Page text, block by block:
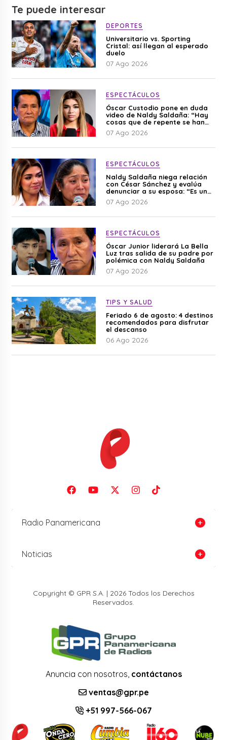
Te puede interesar
DEPORTES
Universitario vs. Sporting
Cristal: así llegan al esperado
duelo
07 Ago 2026
ESPECTÁCULOS
Óscar Custodio pone en duda
video de Naldy Saldaña: “Hay
cosas que de repente se han
editado”
07 Ago 2026
ESPECTÁCULOS
Naldy Saldaña niega relación
con César Sánchez y evalúa
denunciar a su esposa: “Es una
difamación”
07 Ago 2026
ESPECTÁCULOS
Óscar Junior liderará La Bella
Luz tras salida de su padre por
polémica con Naldy Saldaña
07 Ago 2026
TIPS Y SALUD
Feriado 6 de agosto: 4 destinos
recomendados para disfrutar
el descanso
06 Ago 2026
Radio Panamericana
Noticias
Copyright © GPR S.A. | 2026 Todos los Derechos
Reservados.
Anuncia con nosotros, contáctanos
ventas@gpr.pe
+51 997-566-067